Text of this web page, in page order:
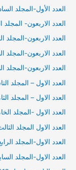
العدد الأول-المجلد
العدد الاربعون- المجلد
العدد الاربعون-المجلد
العدد الاربعون-المجلد
العدد الاربعون-المجلد
العدد الاول – المجلد
العدد الاول – المجلد
العدد الاول -المجلد
العدد الاول المجلد
العدد الاول-المجلد
العدد الاول-المجلد